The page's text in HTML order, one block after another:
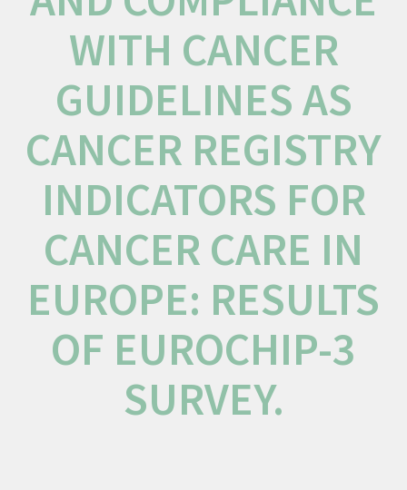
WITH CANCER
GUIDELINES AS
CANCER REGISTRY
INDICATORS FOR
CANCER CARE IN
EUROPE: RESULTS
OF EUROCHIP-3
SURVEY.